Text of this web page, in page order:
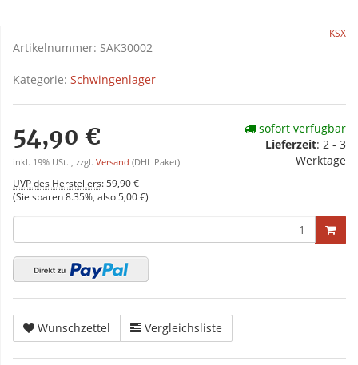
KSX
Artikelnummer: SAK30002
Kategorie: Schwingenlager
54,90 €
inkl. 19% USt. , zzgl. Versand (DHL Paket)
UVP des Herstellers: 59,90 €
(Sie sparen8.35% , also 5,00 €)
sofort verfügbar
Lieferzeit: 2 - 3
Werktage
Wunschzettel Vergleichsliste